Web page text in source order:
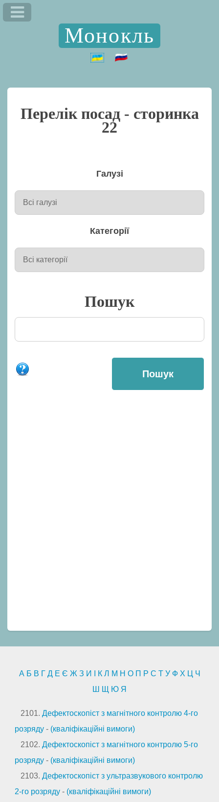
Монокль
Перелік посад - сторинка
22
Галузі
Категорії
Пошук
А Б В Г Д Е Є Ж З И К Л М Н О П Р С Т У Ф Х Ц Ч
Ш
Щ Ю Я
2101. Дефектоскопіст з магнітного контролю 4-го
розряду - (кваліфікаційні вимоги)
2102. Дефектоскопіст з магнітного контролю 5-го
розряду - (кваліфікаційні вимоги)
2103. Дефектоскопіст з ультразвукового контролю
2-го розряду - (кваліфікаційні вимоги)